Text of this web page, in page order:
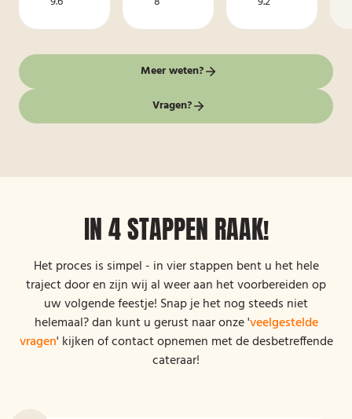
Meer weten?
Vragen?
IN 4 STAPPEN RAAK!
Het proces is simpel - in vier stappen bent u het hele
traject door en zijn wij al weer aan het voorbereiden op
uw volgende feestje! Snap je het nog steeds niet
helemaal? dan kunt u gerust naar onze 'veelgestelde
vragen' kijken of contact opnemen met de desbetreffende
cateraar!